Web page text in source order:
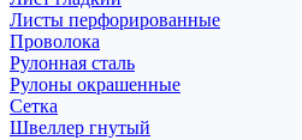
Листы перфорированные
Проволока
Рулонная сталь
Рулоны окрашенные
Сетка
Швеллер гнутый